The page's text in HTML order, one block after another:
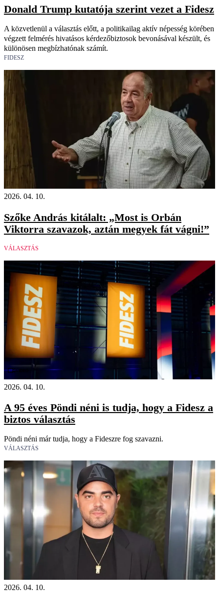
Donald Trump kutatója szerint vezet a Fidesz
A közvetlenül a választás előtt, a politikailag aktív népesség körében
végzett felmérés hivatásos kérdezőbiztosok bevonásával készült, és
különösen megbízhatónak számít.
FIDESZ
2026. 04. 10.
Szőke András kitálalt: „Most is Orbán
Viktorra szavazok, aztán megyek fát vágni!”
VÁLASZTÁS
Videó
2026. 04. 10.
A 95 éves Pöndi néni is tudja, hogy a Fidesz a
biztos választás
Pöndi néni már tudja, hogy a Fideszre fog szavazni.
VÁLASZTÁS
2026. 04. 10.